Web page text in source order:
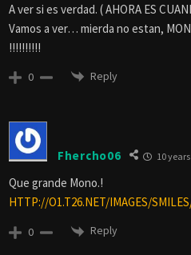
A ver si es verdad. ( AHORA ES
Vamos a ver… mierda no estan,
!!!!!!!!!!
0 Reply
Fhercho06 10
Que grande Mono.!
HTTP://O1.T26.NET/IMAGES/
0 Reply